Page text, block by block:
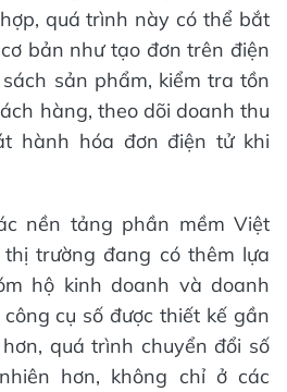
quá trình này có thể bắt
bản như tạo đơn trên điện
sản phẩm, kiểm tra tồn
hàng, theo dõi doanh thu
hành hóa đơn điện tử khi
nền tảng phần mềm Việt
trường đang có thêm lựa
hộ kinh doanh và doanh
cụ số được thiết kế gần
quá trình chuyển đổi số
hơn, không chỉ ở các